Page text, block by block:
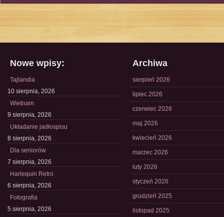
Nowe wpisy:
Tajlandia
10 sierpnia, 2026
Wietnam
9 sierpnia, 2026
Układanie jadłospisu
8 sierpnia, 2026
Dla seniorów
7 sierpnia, 2026
Harlequin Retro
6 sierpnia, 2026
Fotografia
5 sierpnia, 2026
Archiwa
sierpień 2026
lipiec 2026
czerwiec 2026
maj 2026
kwiecień 2026
marzec 2026
luty 2026
styczeń 2026
grudzień 2025
listopad 2025